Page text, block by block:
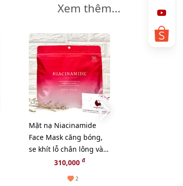
Xem thêm...
Mặt nạ Niacinamide
Face Mask căng bóng,
se khít lỗ chân lông và
sáng mịn da - 30pcs
310,000 đ
2